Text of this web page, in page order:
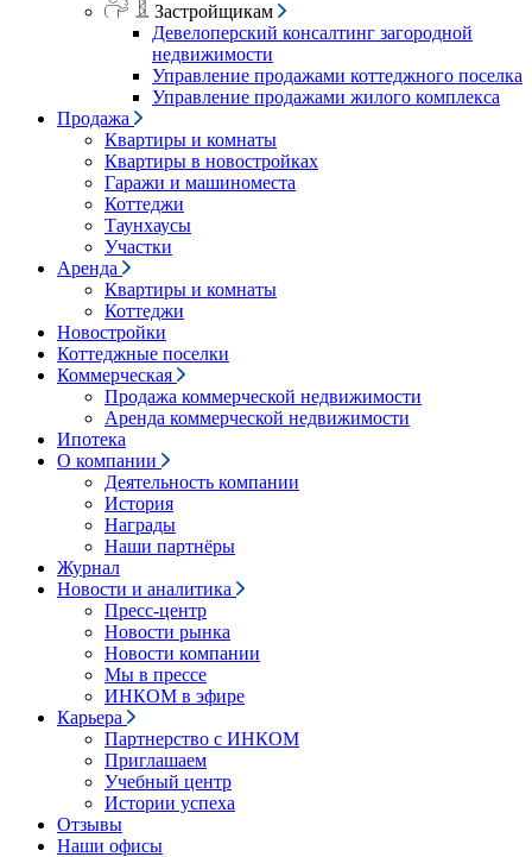
Застройщикам
Девелоперский консалтинг загородной
недвижимости
Управление продажами коттеджного поселка
Управление продажами жилого комплекса
Продажа
Квартиры и комнаты
Квартиры в новостройках
Гаражи и машиноместа
Коттеджи
Таунхаусы
Участки
Аренда
Квартиры и комнаты
Коттеджи
Новостройки
Коттеджные поселки
Коммерческая
Продажа коммерческой недвижимости
Аренда коммерческой недвижимости
Ипотека
О компании
Деятельность компании
История
Награды
Наши партнёры
Журнал
Новости и аналитика
Пресс-центр
Новости рынка
Новости компании
Мы в прессе
ИНКОМ в эфире
Карьера
Партнерство с ИНКОМ
Приглашаем
Учебный центр
Истории успеха
Отзывы
Наши офисы